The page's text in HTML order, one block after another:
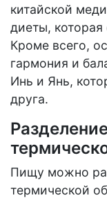
китайской
диеты, которая
Кроме всего,
гармония и
Инь и Янь,
друга.
Пищу можно
термической